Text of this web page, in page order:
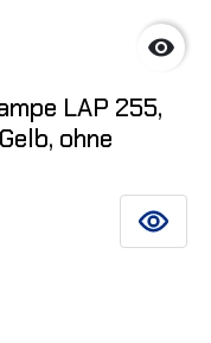

LAP 255,
ohne
SIEHE